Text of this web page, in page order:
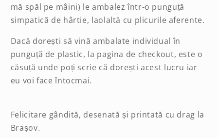
mă spăl pe mâini) le ambalez într-o punguță
simpatică de hârtie, laolaltă cu plicurile aferente.
Dacă dorești să vină ambalate individual în
punguță de plastic, la pagina de checkout, este o
căsuță unde poți scrie că dorești acest lucru iar
eu voi face întocmai.
Felicitare gândită, desenată și printată cu drag la
Brașov.